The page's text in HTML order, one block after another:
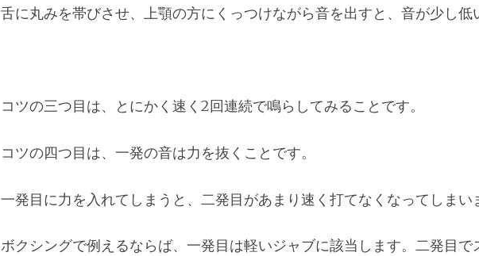
舌に丸みを帯びさせ、上顎の方にくっつけながら音を出すと、音が少し低
コツの三つ目は、とにかく速く2回連続で鳴らしてみることです。
コツの四つ目は、一発の音は力を抜くことです。
一発目に力を入れてしまうと、二発目があまり速く打てなくなってしまい
ボクシングで例えるならば、一発目は軽いジャブに該当します。二発目で